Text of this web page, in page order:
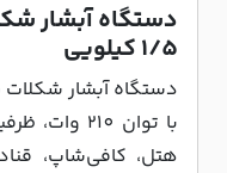
1/5 کیلویی
هتل، کافی‌شاپ،